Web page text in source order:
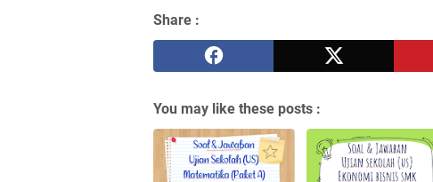
Share :
You may like these posts :